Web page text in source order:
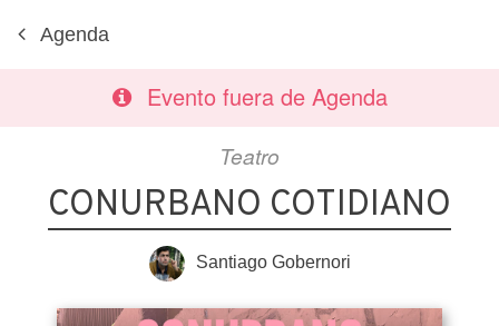
Agenda
Evento fuera de Agenda
Teatro
CONURBANO COTIDIANO
Santiago Gobernori